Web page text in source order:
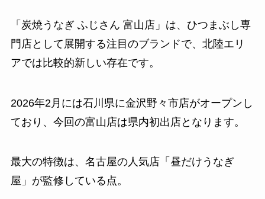
「炭焼うなぎ ふじさん 富山店」は、ひつまぶし専
門店として展開する注目のブランドで、北陸エリ
アでは比較的新しい存在です。
2026年2月には石川県に金沢野々市店がオープンし
ており、今回の富山店は県内初出店となります。
最大の特徴は、名古屋の人気店「昼だけうなぎ
屋」が監修している点。